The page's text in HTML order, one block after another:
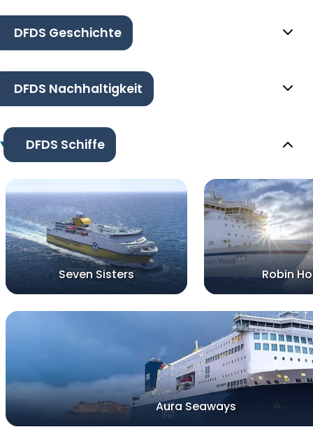
DFDS Geschichte
DFDS Nachhaltigkeit
DFDS Schiffe
Seven Sisters Robin
Aura Seaways